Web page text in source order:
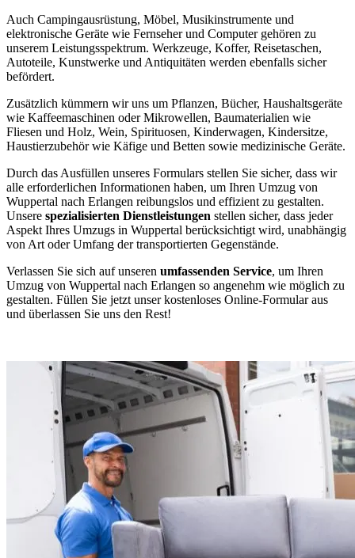
Auch Campingausrüstung, Möbel, Musikinstrumente und
elektronische Geräte wie Fernseher und Computer gehören zu
unserem Leistungsspektrum. Werkzeuge, Koffer, Reisetaschen,
Autoteile, Kunstwerke und Antiquitäten werden ebenfalls sicher
befördert.
Zusätzlich kümmern wir uns um Pflanzen, Bücher, Haushaltsgeräte
wie Kaffeemaschinen oder Mikrowellen, Baumaterialien wie
Fliesen und Holz, Wein, Spirituosen, Kinderwagen, Kindersitze,
Haustierzubehör wie Käfige und Betten sowie medizinische Geräte.
Durch das Ausfüllen unseres Formulars stellen Sie sicher, dass wir
alle erforderlichen Informationen haben, um Ihren Umzug von
Wuppertal nach Erlangen reibungslos und effizient zu gestalten.
Unsere spezialisierten Dienstleistungen stellen sicher, dass jeder
Aspekt Ihres Umzugs in Wuppertal berücksichtigt wird, unabhängig
von Art oder Umfang der transportierten Gegenstände.
Verlassen Sie sich auf unseren umfassenden Service, um Ihren
Umzug von Wuppertal nach Erlangen so angenehm wie möglich zu
gestalten. Füllen Sie jetzt unser kostenloses Online-Formular aus
und überlassen Sie uns den Rest!